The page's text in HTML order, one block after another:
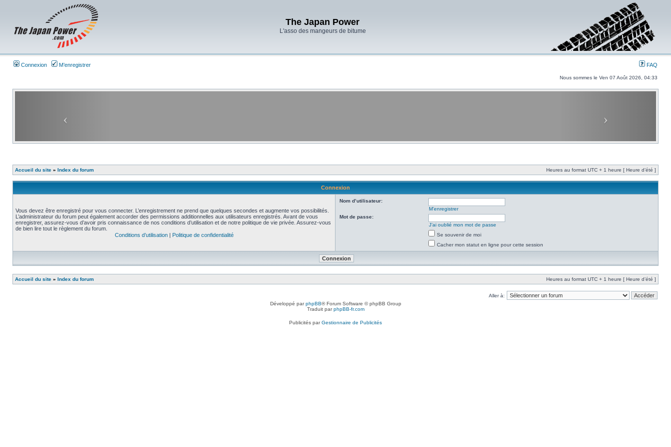
The Japan Power
L'asso des mangeurs de bitume
Connexion M’enregistrer FAQ
Nous sommes le Ven 07 Août 2026, 04:33
Accueil du site » Index du forum Heures au format UTC + 1 heure [ Heure d’été ]
Connexion
Vous devez être enregistré pour vous connecter. L’enregistrement ne prend que quelques secondes et augmente vos possibilités.
L’administrateur du forum peut également accorder des permissions additionnelles aux utilisateurs enregistrés. Avant de vous
enregistrer, assurez-vous d’avoir pris connaissance de nos conditions d’utilisation et de notre politique de vie privée. Assurez-vous
de bien lire tout le règlement du forum.
Conditions d’utilisation| Politique de confidentialité
Nom d’utilisateur:
M’enregistrer
Mot de passe:
J’ai oublié mon mot de passe
Se souvenir de moi
Cacher mon statut en ligne pour cette session
Accueil du site » Index du forum Heures au format UTC + 1 heure [ Heure d’été ]
Aller à:
Développé parphpBB® Forum Software © phpBB Group
Traduit parphpBB-fr.com
Publicités parGestionnaire de Publicités